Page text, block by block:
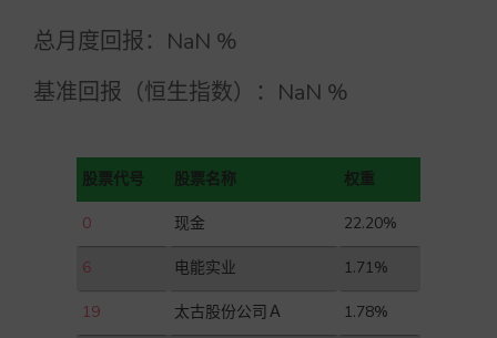
总月度回报： NaN %
基准回报（恒生指数）： NaN %
股票代号 股票名称 权重
0 现金 22.20%
6 电能实业 1.71%
19 太古股份公司Ａ 1.78%